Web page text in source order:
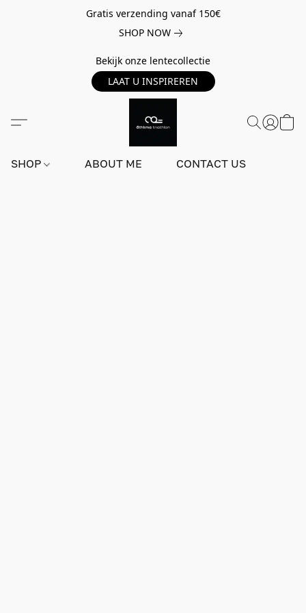
Gratis verzending vanaf 150€
SHOP NOW
Bekijk onze lentecollectie
LAAT U INSPIREREN
SHOP ABOUT ME CONTACT US